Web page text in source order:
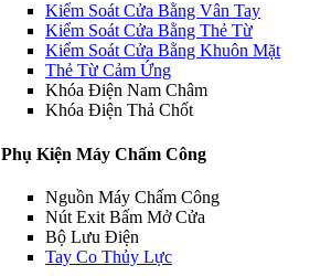
Kiểm Soát Cửa Bằng Vân Tay
Kiểm Soát Cửa Bằng Thẻ Từ
Kiểm Soát Cửa Bằng Khuôn Mặt
Thẻ Từ Cảm Ứng
Khóa Điện Nam Châm
Khóa Điện Thả Chốt
Phụ Kiện Máy Chấm Công
Nguồn Máy Chấm Công
Nút Exit Bấm Mở Cửa
Bộ Lưu Điện
Tay Co Thủy Lực